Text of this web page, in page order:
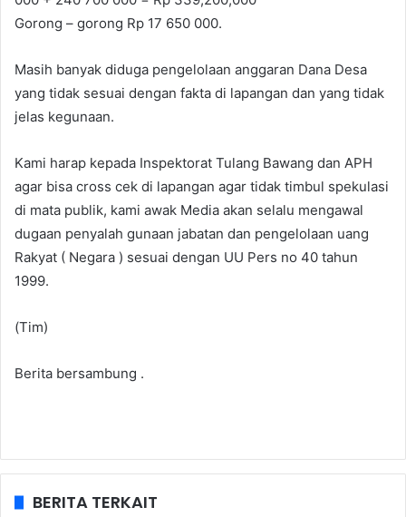
Gorong – gorong Rp 17 650 000.
Masih banyak diduga pengelolaan anggaran Dana Desa
yang tidak sesuai dengan fakta di lapangan dan yang tidak
jelas kegunaan.
Kami harap kepada Inspektorat Tulang Bawang dan APH
agar bisa cross cek di lapangan agar tidak timbul spekulasi
di mata publik, kami awak Media akan selalu mengawal
dugaan penyalah gunaan jabatan dan pengelolaan uang
Rakyat ( Negara ) sesuai dengan UU Pers no 40 tahun
1999.
(Tim)
Berita bersambung .
BERITA TERKAIT